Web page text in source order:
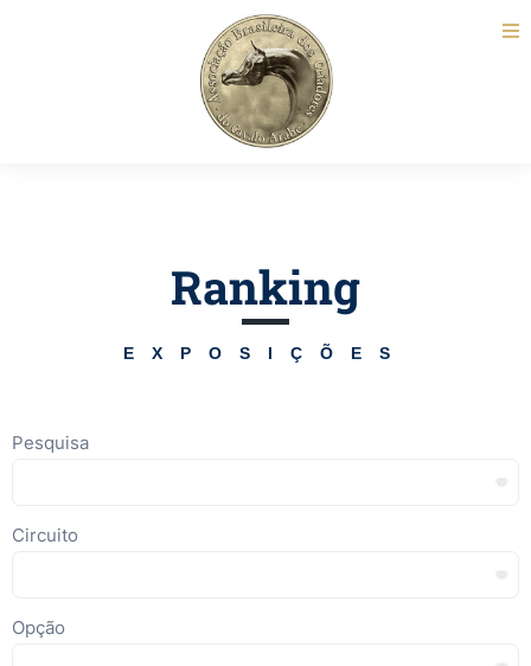
Ranking
EXPOSIÇÕES
Pesquisa
Circuito
Opção